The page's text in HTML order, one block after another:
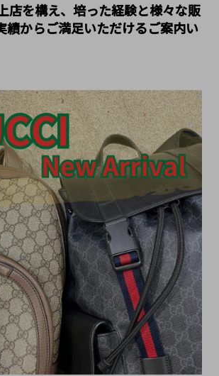
店を構え、培った経験と様々な販
績からご満足いただけるご案内い